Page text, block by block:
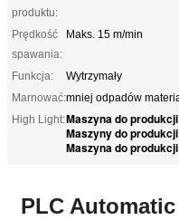
produktu:
Prędkość
spawania:
Maks. 15 m/min
Funkcja:
Wytrzymały
Marnować:mniej odpadów
High Light:Maszyna do
Maszyny do
Maszyna do
PLC